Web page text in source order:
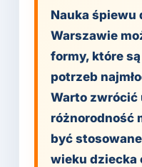
Nauka śpiewu
Warszawie
formy, które
potrzeb
Warto zwrócić
różnorodność
być
wieku dziecka